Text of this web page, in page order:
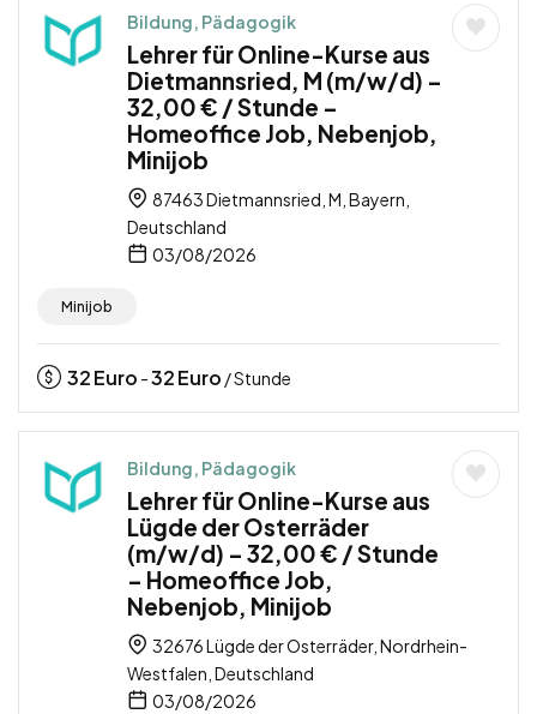
Bildung, Pädagogik
Lehrer für Online-Kurse aus
Dietmannsried, M (m/w/d) –
32,00 € / Stunde –
Homeoffice Job, Nebenjob,
Minijob
87463 Dietmannsried, M, Bayern,
Deutschland
03/08/2026
Minijob
32Euro -32Euro / Stunde
Bildung, Pädagogik
Lehrer für Online-Kurse aus
Lügde der Osterräder
(m/w/d) – 32,00 € / Stunde
– Homeoffice Job,
Nebenjob, Minijob
32676 Lügde der Osterräder, Nordrhein-
Westfalen, Deutschland
03/08/2026